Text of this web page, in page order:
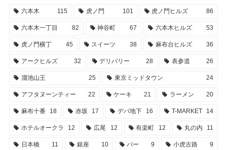
六本木 115 虎ノ門 101 虎ノ門ヒルズ 86
六本木一丁目 82 神谷町 67 六本木ヒルズ 53
虎ノ門横丁 45 スイーツ 38 麻布台ヒルズ 36
アークヒルズ 32 デリバリー 28 表参道 26
溜池山王 25 東京ミッドタウン 24
アフタヌーンティー 22 ケーキ 21 ラーメン 20
麻布十番 18 赤坂 17 デパ地下 16 T-MARKET 14
ホテルオークラ 12 広尾 12 有楽町 12 丸の内 11
日本橋 11 銀座 10 バー 9 小虎古路 9